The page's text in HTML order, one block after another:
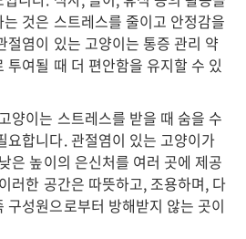
것은 스트레스를 줄이고 안정감을
절염이 있는 고양이는 통증 관리 약
투여될 때 더 편안함을 유지할 수 있
양이는 스트레스를 받을 때 숨을 수
요합니다. 관절염이 있는 고양이가
은 높이의 은신처를 여러 곳에 제공
러한 공간은 따뜻하고, 조용하며, 다
구성원으로부터 방해받지 않는 곳이